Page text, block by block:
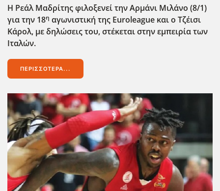
Η Ρεάλ Μαδρίτης φιλοξενεί την Αρμάνι Μιλάνο (8/1)
για την 18η αγωνιστική της Euroleague και ο Τζέισι
Κάρολ, με δηλώσεις του, στέκεται στην εμπειρία των
Ιταλών.
ΠΕΡΙΣΣΌΤΕΡΑ...